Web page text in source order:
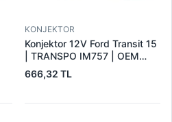
KONJEKTOR
Konjektor 12V Ford Transit 15
| TRANSPO IM757 | OEM
A866X40371
666,32 TL